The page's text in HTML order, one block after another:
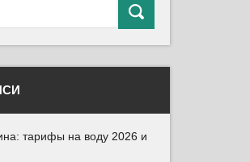
тарифы на воду 2026 и